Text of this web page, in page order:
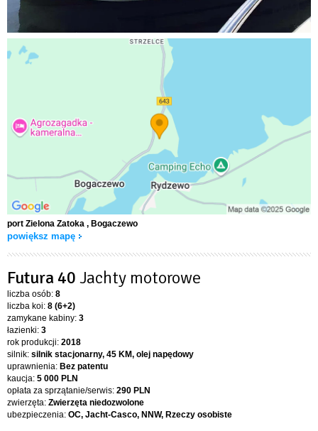
port Zielona Zatoka , Bogaczewo
powiększ mapę
Futura 40 Jachty motorowe
liczba osób: 8
liczba koi: 8 (6+2)
zamykane kabiny: 3
łazienki: 3
rok produkcji: 2018
silnik: silnik stacjonarny, 45 KM, olej napędowy
uprawnienia: Bez patentu
kaucja: 5 000 PLN
opłata za sprzątanie/serwis: 290 PLN
zwierzęta: Zwierzęta niedozwolone
ubezpieczenia: OC, Jacht-Casco, NNW, Rzeczy osobiste